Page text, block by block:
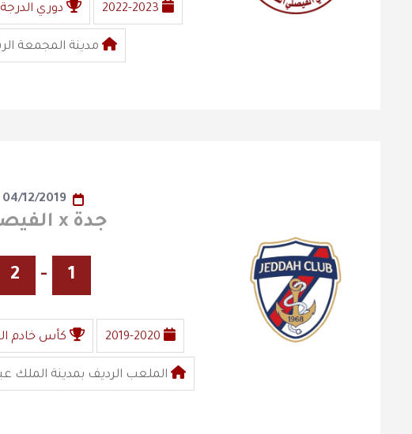
2022-2023 دوري
مدينة المجمعة
04/12/2019
جدة x الفيصلي
1
-
2
2019-2020 كأس خادم
الملعب الرديف بمدينة الملك